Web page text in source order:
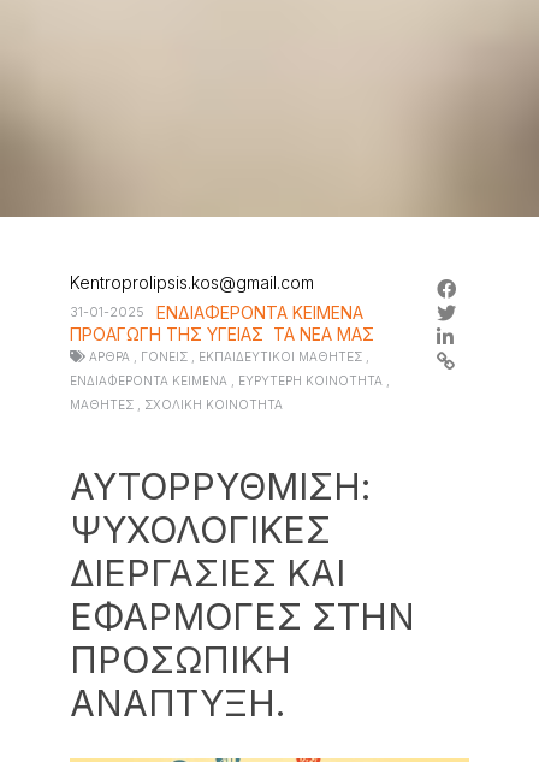
Kentroprolipsis.kos@gmail.com
31-01-2025
ΕΝΔΙΑΦΕΡΟΝΤΑ ΚΕΙΜΕΝΑ
ΠΡΟΑΓΩΓΗ ΤΗΣ ΥΓΕΙΑΣ ΤΑ ΝΕΑ ΜΑΣ
ΑΡΘΡΑ ΓΟΝΕΙΣ ΕΚΠΑΙΔΕΥΤΙΚΟΙ ΜΑΘΗΤΕΣ
ΕΝΔΙΑΦΕΡΟΝΤΑ ΚΕΙΜΕΝΑ
ΕΥΡΥΤΕΡΗ ΚΟΙΝΟΤΗΤΑ
ΜΑΘΗΤΕΣ
ΣΧΟΛΙΚΗ ΚΟΙΝΟΤΗΤΑ
ΑΥΤΟΡΡΥΘΜΙΣΗ:
ΨΥΧΟΛΟΓΙΚΕΣ
ΔΙΕΡΓΑΣΙΕΣ ΚΑΙ
ΕΦΑΡΜΟΓΕΣ ΣΤΗΝ
ΠΡΟΣΩΠΙΚΗ
ΑΝΑΠΤΥΞΗ.